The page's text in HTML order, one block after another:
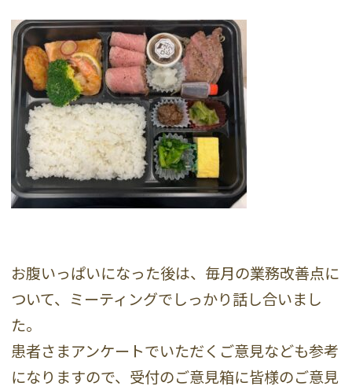
お腹いっぱいになった後は、毎月の業務改善点に
ついて、ミーティングでしっかり話し合いまし
た。
患者さまアンケートでいただくご意見なども参考
になりますので、受付のご意見箱に皆様のご意見